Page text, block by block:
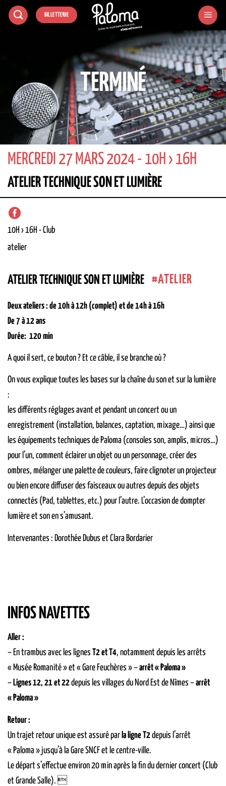
Passer
BILLETTERIE
TERMINÉ
MERCREDI 27 MARS 2024 - 10H › 16H
ATELIER TECHNIQUE SON ET LUMIÈRE
10H › 16H -Club
atelier
ATELIER TECHNIQUE SON ET LUMIÈRE ATELIER
Deux ateliers : de 10h à 12h (complet) et de 14h à 16h
De 7 à 12 ans
Durée: 120 min
A quoi il sert, ce bouton ? Et ce câble, il se branche où ?
On vous explique toutes les bases sur la chaîne du son et sur la lumière
:
les différents réglages avant et pendant un concert ou un
enregistrement (installation, balances, captation, mixage…) ainsi que
les équipements techniques de Paloma (consoles son, amplis, micros…)
pour l’un, comment éclairer un objet ou un personnage, créer des
ombres, mélanger une palette de couleurs, faire clignoter un projecteur
ou bien encore diffuser des faisceaux ou autres depuis des objets
connectés (Pad, tablettes, etc.) pour l’autre. L’occasion de dompter
lumière et son en s’amusant.
Intervenantes : Dorothée Dubus et Clara Bordarier
INFOS NAVETTES
Aller :
– En trambus avec les lignes T2 et T4, notamment depuis les arrêts
« Musée Romanité » et « Gare Feuchères » –arrêt « Paloma »
– Lignes 12, 21 et 22depuis les villages du Nord Est de Nîmes –arrêt
« Paloma »
Retour :
Un trajet retour unique est assuré par la ligne T2depuis l’arrêt
« Paloma » jusqu’à la Gare SNCF et le centre-ville.
Le départ s’effectue environ 20 min après la fin du dernier concert (Club
et Grande Salle). 